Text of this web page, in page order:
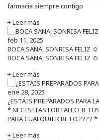
farmacia siempre contigo
+ Leer más
feb 11, 2025
BOCA SANA, SONRISA FELIZ
BOCA SANA, SONRISA FELIZ
+ Leer más
ene 28, 2025
¿ESTÁIS PREPARADOS PARA
* NECESITAS FORTALECER
PARA CUALQUIER RETO.????
+ Leer más